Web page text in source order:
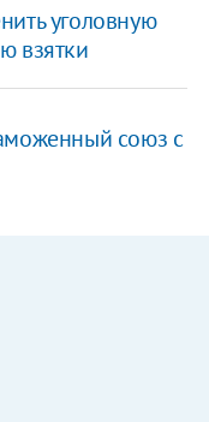
уголовную
взятки
союз с